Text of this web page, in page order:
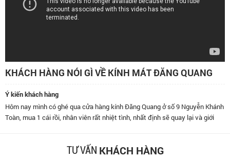
KHÁCH HÀNG NÓI GÌ VỀ KÍNH MÁT ĐĂNG QUANG
Ý kiến khách hàng
Hôm nay mình có ghé qua cửa hàng kính Đăng Quang ở số 9 Nguyễn Khánh
Toàn, mua 1 cái rồi, nhân viên rất nhiệt tình, nhất định sẽ quay lại và giới
TƯ VẤN KHÁCH HÀNG